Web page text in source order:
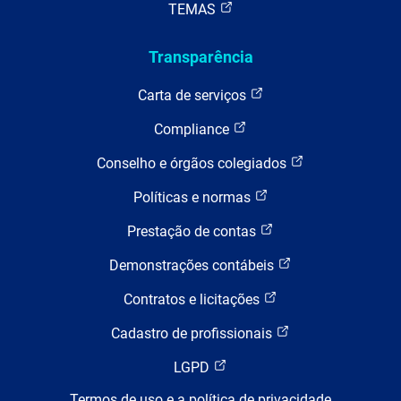
TEMAS
Transparência
Carta de serviços
Compliance
Conselho e órgãos colegiados
Políticas e normas
Prestação de contas
Demonstrações contábeis
Contratos e licitações
Cadastro de profissionais
LGPD